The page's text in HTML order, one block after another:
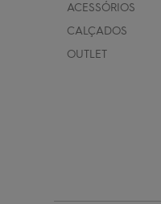
ACESSÓRIOS
CALÇADOS
OUTLET